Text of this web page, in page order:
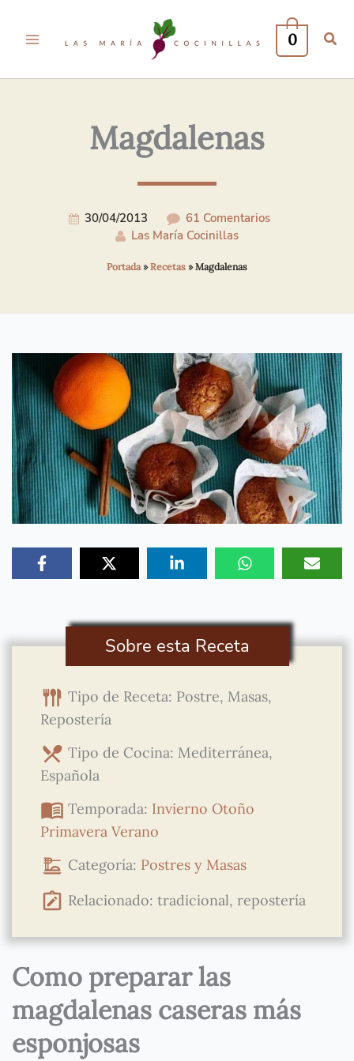
0
Magdalenas
30/04/2013
61 Comentarios
Las María Cocinillas
Portada»Recetas »Magdalenas
Sobre esta Receta
Tipo de Receta: Postre, Masas,
Repostería
Tipo de Cocina: Mediterránea,
Española
Temporada: Invierno Otoño
Primavera Verano
Categoría: Postres y Masas
Relacionado: tradicional, repostería
Como preparar las
magdalenas caseras más
esponjosas
Electrónico*